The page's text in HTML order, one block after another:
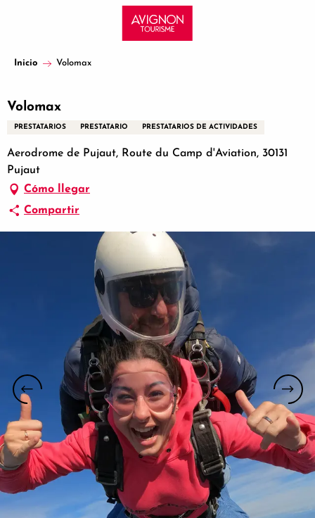
principal
Inicio Volomax
Volomax
PRESTATARIOS PRESTATARIO PRESTATARIOS DE ACTIVIDADES
Aerodrome de Pujaut, Route du Camp d'Aviation, 30131
Pujaut
Cómo llegar
Compartir